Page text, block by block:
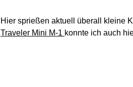
Hier sprießen aktuell überall kleine
Traveler Mini M-1 konnte ich auch